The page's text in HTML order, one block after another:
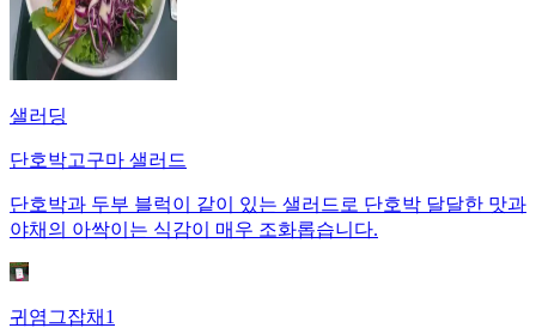
샐러딩
단호박고구마 샐러드
단호박과 두부 블럭이 같이 있는 샐러드로 단호박 달달한 맛과
야채의 아싹이는 식감이 매우 조화롭습니다.
귀염그잡채1